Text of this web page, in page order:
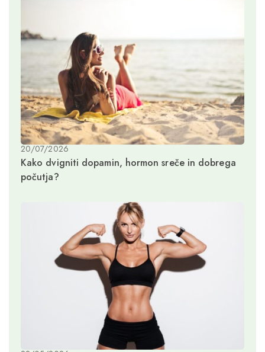
20/07/2026
Kako dvigniti dopamin, hormon sreče in dobrega
počutja?